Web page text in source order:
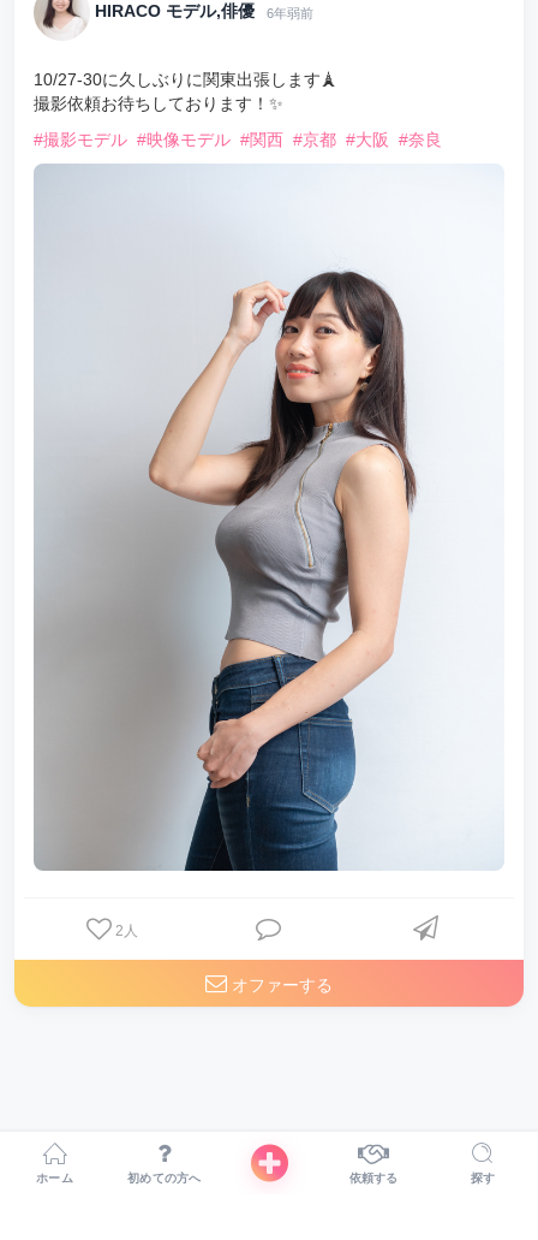
HIRACO モデル,俳優 6年弱前
10/27-30に久しぶりに関東出張します🗼
撮影依頼お待ちしております！✨
#撮影モデル #映像モデル #関西 #京都 #大阪 #奈良
2 人
オファーする
ホーム 初めての方へ 依頼する 探す